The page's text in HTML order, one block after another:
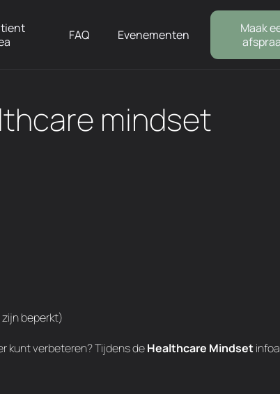
FAQ Evenementen
Maak
mindset
beperkt)
kunt verbeteren? Tijdens deHealthcare Mindset